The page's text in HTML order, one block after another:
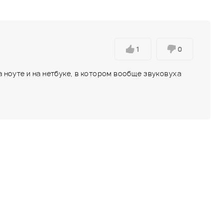
1 0
и на нетбуке, в котором вообще звуковуха